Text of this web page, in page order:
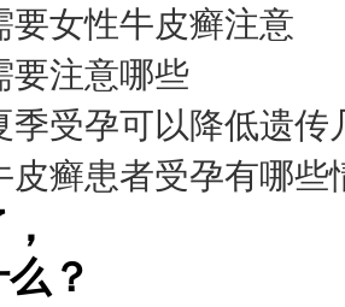
要女性牛皮癣注意
要注意哪些
季受孕可以降低遗传
皮癣患者受孕有哪些
？